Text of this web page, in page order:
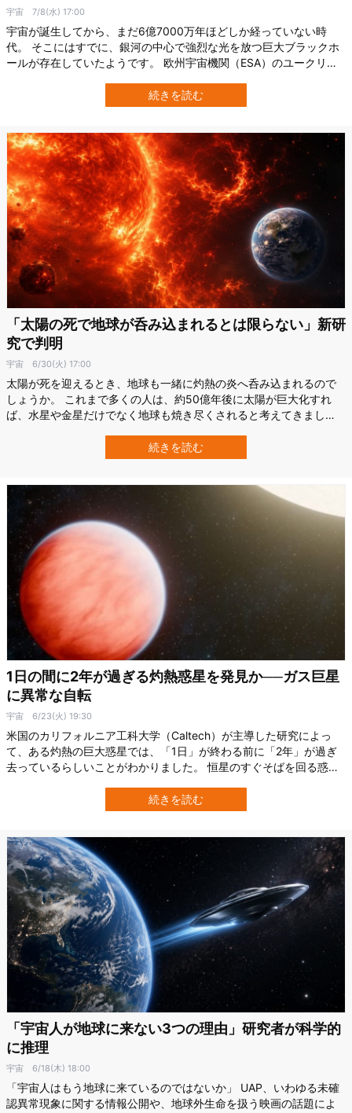
宇宙 7/8(水) 17:00
宇宙が誕生してから、まだ6億7000万年ほどしか経っていない時
代。 そこにはすでに、銀河の中心で強烈な光を放つ巨大ブラックホ
ールが存在していたようです。 欧州宇宙機関（ESA）のユークリッ
期宇宙に存在する31個の新たな「クエーサー」が発見されました。
クエーサーとは、銀河の中心にある超巨大ブラックホールの周囲へ
続きを読む
「太陽の死で地球が呑み込まれるとは限らない」新研
究で判明
宇宙 6/30(火) 17:00
太陽が死を迎えるとき、地球も一緒に灼熱の炎へ呑み込まれるので
しょうか。 これまで多くの人は、約50億年後に太陽が巨大化すれ
ば、水星や金星だけでなく地球も焼き尽くされると考えてきまし
示しています。 太陽が老いて巨大化する一方で、同時に大量の質量
を失うため、地球の軌道は外側へ逃げるかもしれないのです。 ベル
続きを読む
1日の間に2年が過ぎる灼熱惑星を発見か──ガス巨星
に異常な自転
宇宙 6/23(火) 19:30
米国のカリフォルニア工科大学（Caltech）が主導した研究によっ
て、ある灼熱の巨大惑星では、「1日」が終わる前に「2年」が過ぎ
去っているらしいことがわかりました。 恒星のすぐそばを回る惑星
日＝1年」になるのが当然と考えられてきました。 ところがこの惑星
は自転があまりに遅く、恒星の周りを2周してようやく1回の自転が
続きを読む
「宇宙人が地球に来ない3つの理由」研究者が科学的
に推理
宇宙 6/18(木) 18:00
「宇宙人はもう地球に来ているのではないか」 UAP、いわゆる未確
認異常現象に関する情報公開や、地球外生命を扱う映画の話題によ